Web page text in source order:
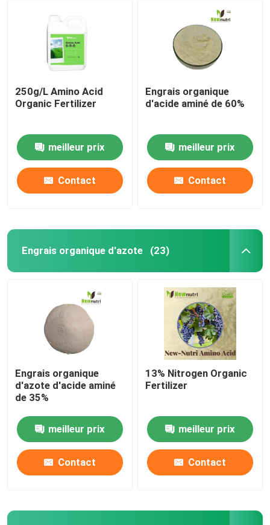
250g/L Amino Acid
Organic Fertilizer
meilleur prix
Contact
Engrais organique
d'acide aminé de 60%
meilleur prix
Contact
Engrais organique d'azote (23)
Engrais organique
d'azote d'acide aminé
de 35%
meilleur prix
Contact
13% Nitrogen Organic
Fertilizer
meilleur prix
Contact